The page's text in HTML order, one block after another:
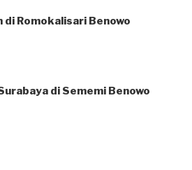
di Romokalisari Benowo
di Sememi Benowo